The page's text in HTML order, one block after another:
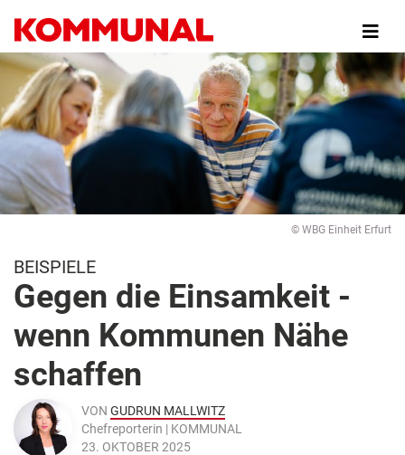
zum
Inhalt
© WBG Einheit Erfurt
BEISPIELE
Gegen die Einsamkeit -
wenn Kommunen Nähe
schaffen
VON GUDRUN MALLWITZ
Chefreporterin | KOMMUNAL
23. OKTOBER 2025